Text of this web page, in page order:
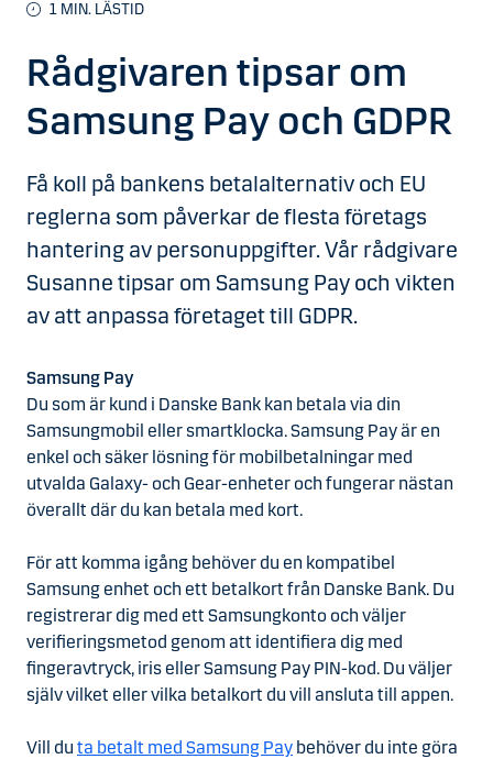
1 MIN. LÄSTID
Rådgivaren tipsar om
Samsung Pay och GDPR
Få koll på bankens betalalternativ och EU
reglerna som påverkar de flesta företags
hantering av personuppgifter. Vår rådgivare
Susanne tipsar om Samsung Pay och vikten
av att anpassa företaget till GDPR.
Samsung Pay
Du som är kund i Danske Bank kan betala via din
Samsungmobil eller smartklocka. Samsung Pay är en
enkel och säker lösning för mobilbetalningar med
utvalda Galaxy- och Gear-enheter och fungerar nästan
överallt där du kan betala med kort.
För att komma igång behöver du en kompatibel
Samsung enhet och ett betalkort från Danske Bank. Du
registrerar dig med ett Samsungkonto och väljer
verifieringsmetod genom att identifiera dig med
fingeravtryck, iris eller Samsung Pay PIN-kod. Du väljer
själv vilket eller vilka betalkort du vill ansluta till appen.
Vill du ta betalt med Samsung Pay behöver du inte göra